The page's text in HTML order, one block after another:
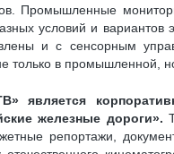
ТРИКОЛОР ТВ НА РЕСИВЕРАХ
«OTAU TV»
ЛИЧНОЙ БЕЗОПАСНОСТИ
8K ULTRA HD: ЧТО ЭТО
Промышленные
условий и вариантов
и с сенсорным
только в промышленной,
является
железные дороги».
репортажи,